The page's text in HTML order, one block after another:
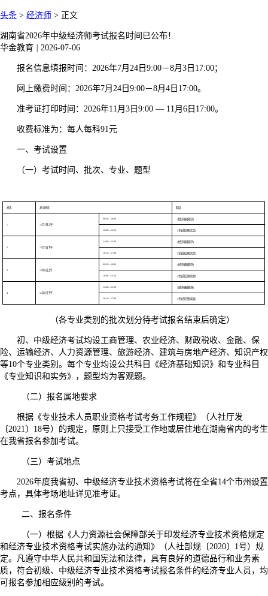
头条 > 经济师 > 正文
湖南省2026年中级经济师考试报名时间已公布！
华金教育
2026-07-06
报名信息填报时间：2026年7月24日9:00－8月3日17:00；
网上缴费时间：2026年7月24日9:00－8月4日17:00。
准考证打印时间：2026年11月3日9:00 — 11月6日17:00。
收费标准为：每人每科91元
一、考试设置
（一）考试时间、批次、专业、题型
批次 考试时间 科目
1 11月7日上午
08:30—10:00 《经济基础知识》
10:40—12:10 《专业知识和实务》
2 11月7日下午
14:00—15:30 《经济基础知识》
16:10—17:40 《专业知识和实务》
3 11月8日上午
08:30—10:00 《经济基础知识》
10:40—12:10 《专业知识和实务》
4 11月8日下午
14:00—15:30 《经济基础知识》
16:10—17:40 《专业知识和实务》
（各专业类别的批次划分待考试报名结束后确定）
初、中级经济考试均设工商管理、农业经济、财政税收、金融、保
险、运输经济、人力资源管理、旅游经济、建筑与房地产经济、知识产权
等10个专业类别。每个专业均设公共科目《经济基础知识》和专业科目
《专业知识和实务》，题型均为客观题。
（二）报名属地要求
根据《专业技术人员职业资格考试考务工作规程》（人社厅发
〔2021〕18号）的规定，原则上只接受工作地或居住地在湖南省内的考生
在我省报名参加考试。
（三）考试地点
2026年度我省初、中级经济专业技术资格考试将在全省14个市州设置
考点，具体考场地址详见准考证。
二、报名条件
（一）根据《人力资源社会保障部关于印发经济专业技术资格规定
和经济专业技术资格考试实施办法的通知》（人社部规〔2020〕1号）规
定。凡遵守中华人民共和国宪法和法律，具有良好的道德品行和业务素
质，符合初级、中级经济专业技术资格考试报名条件的经济专业人员，均
可报名参加相应级别的考试。